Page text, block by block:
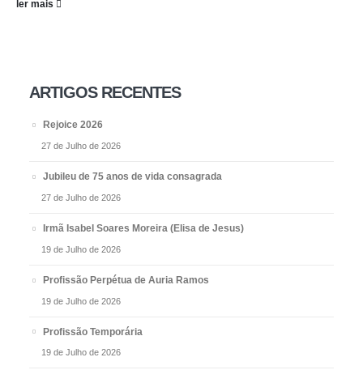
ler mais
ARTIGOS RECENTES
Rejoice 2026
27 de Julho de 2026
Jubileu de 75 anos de vida consagrada
27 de Julho de 2026
Irmã Isabel Soares Moreira (Elisa de Jesus)
19 de Julho de 2026
Profissão Perpétua de Auria Ramos
19 de Julho de 2026
Profissão Temporária
19 de Julho de 2026